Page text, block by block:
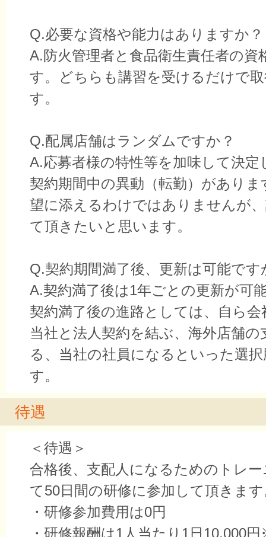
Q.必要な資格や能力はありますか？
A.防火管理者と食品衛生責任者の資
す。どちらも講習を受けるだけで
す。
Q.配属店舗はランダムですか？
A.応募者様の特性等を加味して決定
契約期間中の異動（転勤）があり
望に添えるわけではありませんが
て頂きたいと思います。
Q.契約期間満了後、更新は可能です
A.契約満了後は1年ごとの更新が可
契約満了後の進路としては、自ら
当社と法人契約を結ぶ、海外店舗の
る、当社の社員になるといった選
す。
待遇
＜待遇＞
合格後、支配人になるためのトレ
て50日間の研修に参加して頂きま
・研修参加費用は0円
・研修報酬は1人当たり1日10,000